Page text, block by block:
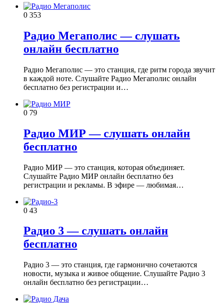
0 353
Радио Мегаполис — слушать
онлайн бесплатно
Радио Мегаполис — это станция, где ритм города звучит
в каждой ноте. Слушайте Радио Мегаполис онлайн
бесплатно без регистрации и…
0 79
Радио МИР — слушать онлайн
бесплатно
Радио МИР — это станция, которая объединяет.
Слушайте Радио МИР онлайн бесплатно без
регистрации и рекламы. В эфире — любимая…
0 43
Радио 3 — слушать онлайн
бесплатно
Радио 3 — это станция, где гармонично сочетаются
новости, музыка и живое общение. Слушайте Радио 3
онлайн бесплатно без регистрации…